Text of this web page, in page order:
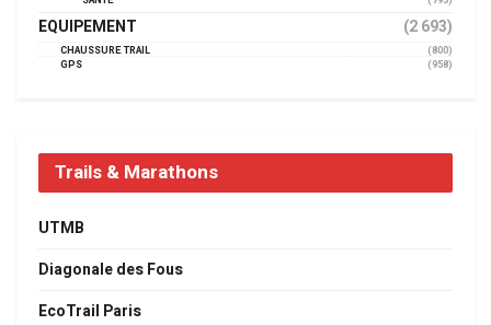
EQUIPEMENT (2 693)
CHAUSSURE TRAIL
(800)
GPS
(958)
Trails & Marathons
UTMB
Diagonale des Fous
EcoTrail Paris